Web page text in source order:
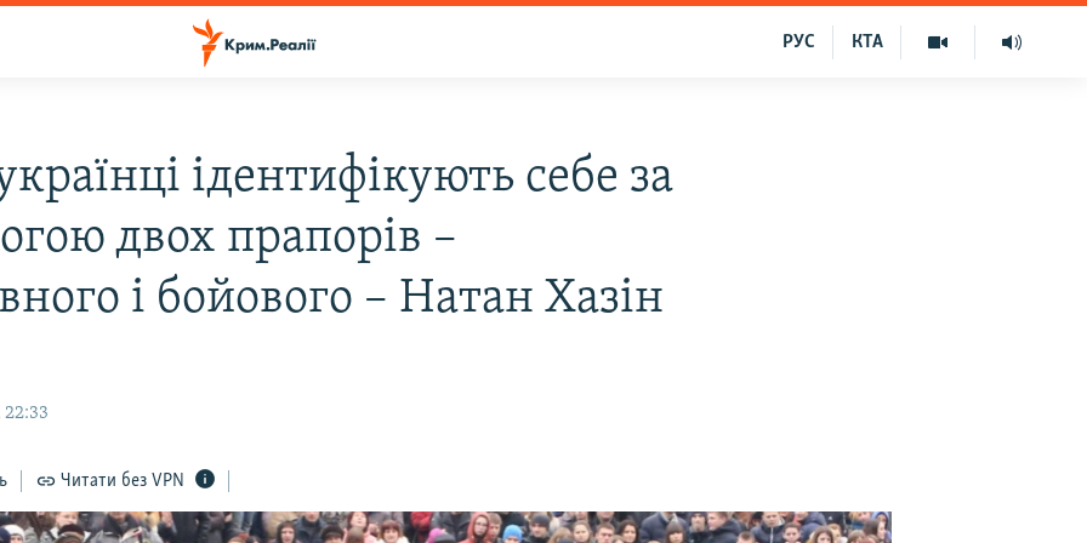
КТА
РУС
ідентифікують себе за
двох прапорів –
і бойового – Натан Хазін
22:33
Читати без VPN